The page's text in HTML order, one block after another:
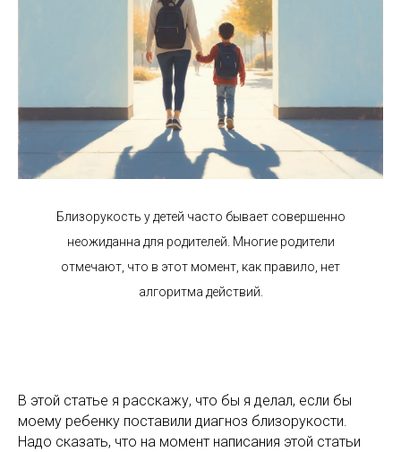
Близорукость у детей часто бывает совершенно
неожиданна для родителей. Многие родители
отмечают, что в этот момент, как правило, нет
алгоритма действий.
В этой статье я расскажу, что бы я делал, если бы
моему ребенку поставили диагноз близорукости.
Надо сказать, что на момент написания этой статьи